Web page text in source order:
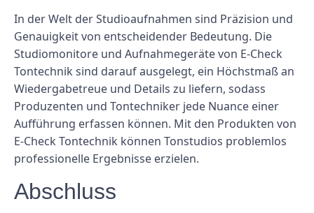
In der Welt der Studioaufnahmen sind Präzision und
Genauigkeit von entscheidender Bedeutung. Die
Studiomonitore und Aufnahmegeräte von E-Check
Tontechnik sind darauf ausgelegt, ein Höchstmaß an
Wiedergabetreue und Details zu liefern, sodass
Produzenten und Tontechniker jede Nuance einer
Aufführung erfassen können. Mit den Produkten von
E-Check Tontechnik können Tonstudios problemlos
professionelle Ergebnisse erzielen.
Abschluss